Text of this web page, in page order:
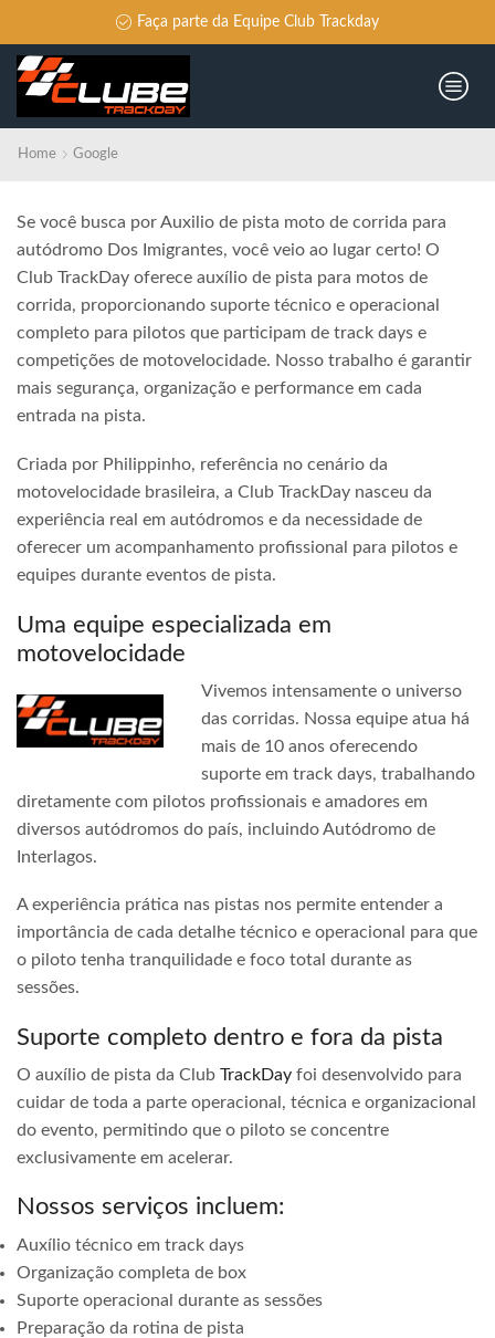
Faça parte da Equipe Club Trackday
Home Google
Se você busca por Auxilio de pista moto de corrida para
autódromo Dos Imigrantes, você veio ao lugar certo! O
Club TrackDay oferece auxílio de pista para motos de
corrida, proporcionando suporte técnico e operacional
completo para pilotos que participam de track days e
competições de motovelocidade. Nosso trabalho é garantir
mais segurança, organização e performance em cada
entrada na pista.
Criada por Philippinho, referência no cenário da
motovelocidade brasileira, a Club TrackDay nasceu da
experiência real em autódromos e da necessidade de
oferecer um acompanhamento profissional para pilotos e
equipes durante eventos de pista.
Uma equipe especializada em
motovelocidade
Vivemos intensamente o universo
das corridas. Nossa equipe atua há
mais de 10 anos oferecendo
suporte em track days, trabalhando
diretamente com pilotos profissionais e amadores em
diversos autódromos do país, incluindo Autódromo de
Interlagos.
A experiência prática nas pistas nos permite entender a
importância de cada detalhe técnico e operacional para que
o piloto tenha tranquilidade e foco total durante as
sessões.
Suporte completo dentro e fora da pista
O auxílio de pista da Club TrackDay foi desenvolvido para
cuidar de toda a parte operacional, técnica e organizacional
do evento, permitindo que o piloto se concentre
exclusivamente em acelerar.
Nossos serviços incluem:
Auxílio técnico em track days
Organização completa de box
Suporte operacional durante as sessões
Preparação da rotina de pista